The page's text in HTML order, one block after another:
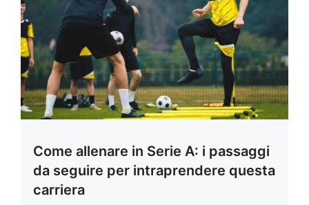
Come allenare in Serie A: i passaggi
da seguire per intraprendere questa
carriera